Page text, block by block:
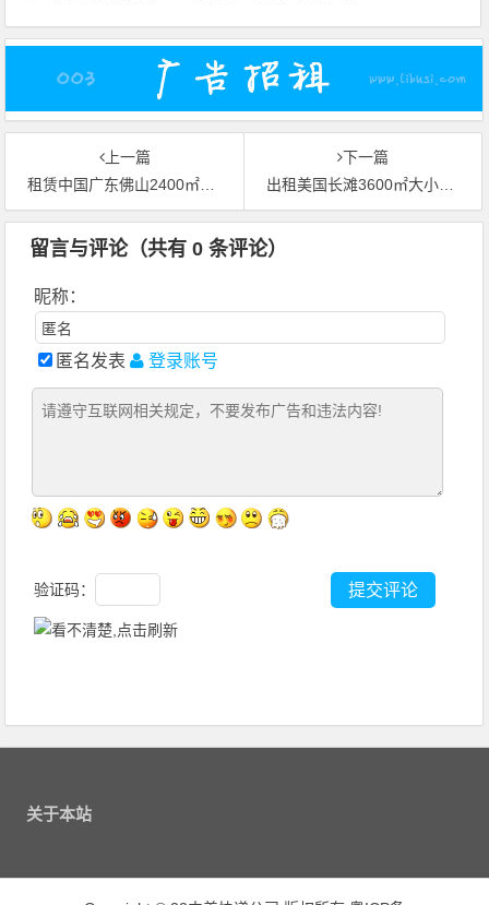
上一篇
租赁中国广东佛山2400㎡上下集货仓
下一篇
出租美国长滩3600㎡大小合同物流仓库
留言与评论（共有0 条评论）
昵称：
匿名发表 登录账号
验证码：
关于本站